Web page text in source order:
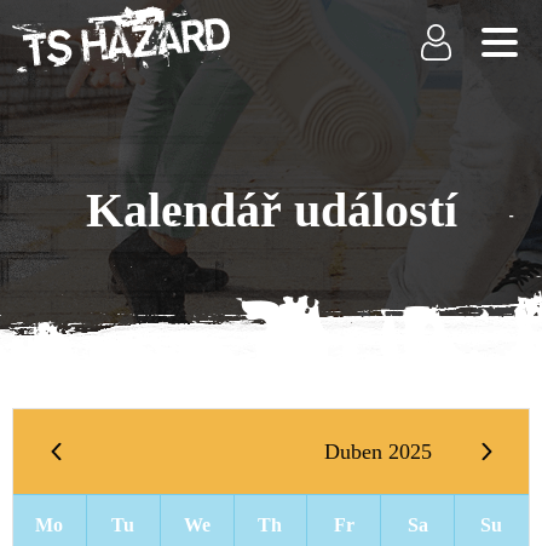
Kalendář událostí
Duben 2025
Mo Tu We Th Fr Sa Su